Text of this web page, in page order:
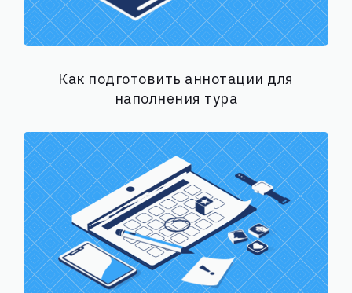
Как подготовить аннотации для
наполнения тура